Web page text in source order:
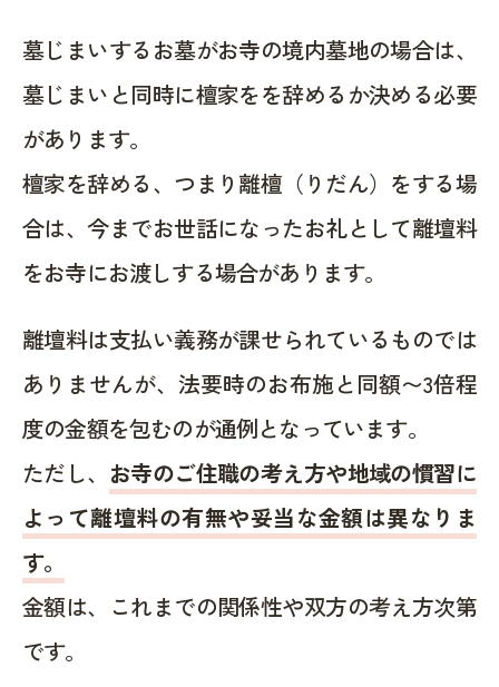
墓じまいするお墓がお寺の境内墓地の場合は、
墓じまいと同時に檀家をを辞めるか決める必要
があります。
檀家を辞める、つまり離檀（りだん）をする場
合は、今までお世話になったお礼として離壇料
をお寺にお渡しする場合があります。
離壇料は支払い義務が課せられているものでは
ありませんが、法要時のお布施と同額〜3倍程
度の金額を包むのが通例となっています。
ただし、 お寺のご住職の考え方や地域の慣習に
よって離壇料の有無や妥当な金額は異なりま
す。
金額は、これまでの関係性や双方の考え方次第
です。